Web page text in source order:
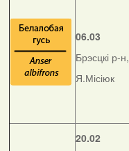
06.03
Брэсцкі р-н,
Я.Місіюк
20.02